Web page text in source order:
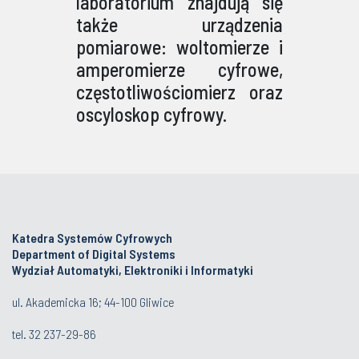
także urządzenia
pomiarowe: woltomierze i
amperomierze cyfrowe,
częstotliwościomierz oraz
oscyloskop cyfrowy.
Katedra Systemów Cyfrowych
Department of Digital Systems
Wydział Automatyki, Elektroniki i Informatyki
ul. Akademicka 16; 44-100 Gliwice
tel. 32 237-29-86